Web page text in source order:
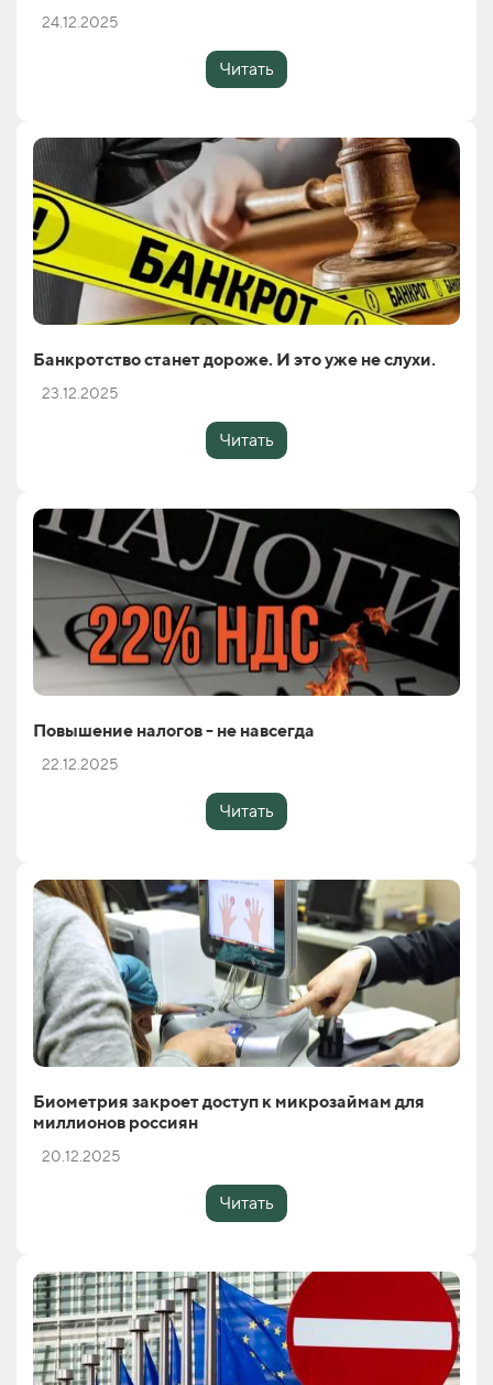
24.12.2025
Читать
Банкротство станет дороже. И это уже не слухи.
23.12.2025
Читать
Повышение налогов - не навсегда
22.12.2025
Читать
Биометрия закроет доступ к микрозаймам для
миллионов россиян
20.12.2025
Читать